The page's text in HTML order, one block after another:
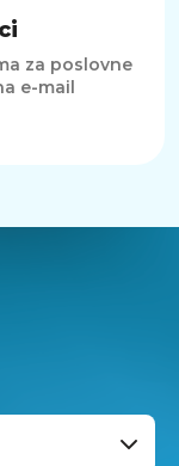
za poslovne
e-mail